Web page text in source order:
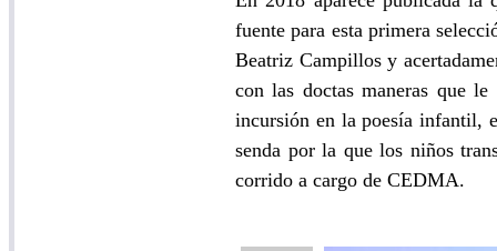
fuente para esta primera
Beatriz Campillos y
con las doctas maneras que
incursión en la poesía infantil,
senda por la que los niños
corrido a cargo de CEDMA.